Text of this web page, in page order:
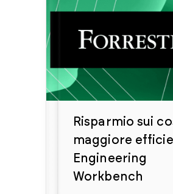
Risparmio sui
maggiore
Engineering
Workbench